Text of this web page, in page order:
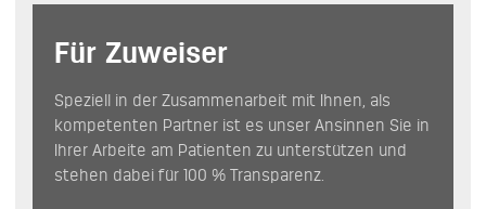
Für Zuweiser
Speziell in der Zusam­men­ar­beit mit Ihnen, als
kom­pe­ten­ten Part­ner ist es unser An­sin­nen Sie in
Ihrer Arbeite am Patien­ten zu unter­stützen und
stehen dabei für 100 % Transparenz.